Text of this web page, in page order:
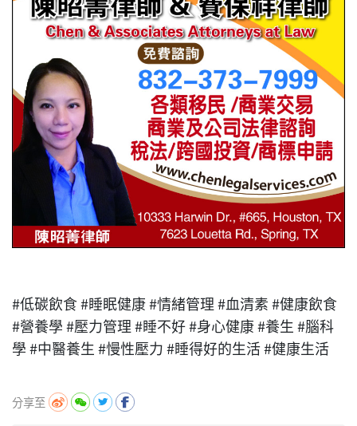
#低碳飲食 #睡眠健康 #情緒管理 #血清素 #健康飲食
#營養學 #壓力管理 #睡不好 #身心健康 #養生 #腦科
學 #中醫養生 #慢性壓力 #睡得好的生活 #健康生活
分享至